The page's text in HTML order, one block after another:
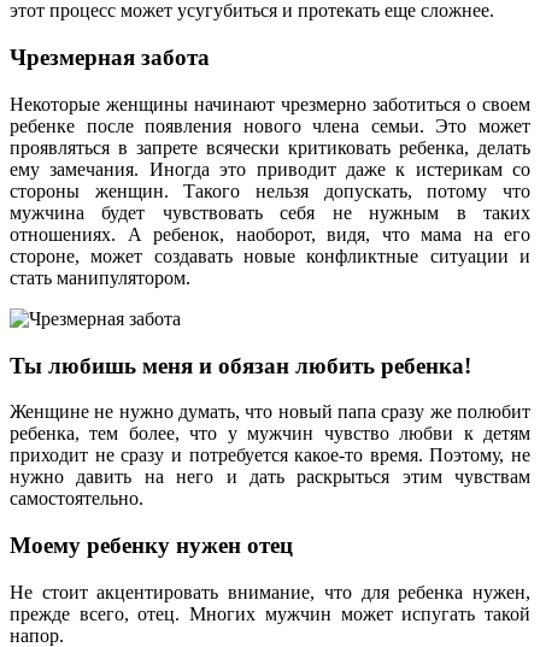
этот процесс может усугубиться и протекать еще сложнее.
Чрезмерная забота
Некоторые женщины начинают чрезмерно заботиться о своем
ребенке после появления нового члена семьи. Это может
проявляться в запрете всячески критиковать ребенка, делать
ему замечания. Иногда это приводит даже к истерикам со
стороны женщин. Такого нельзя допускать, потому что
мужчина будет чувствовать себя не нужным в таких
отношениях. А ребенок, наоборот, видя, что мама на его
стороне, может создавать новые конфликтные ситуации и
стать манипулятором.
Ты любишь меня и обязан любить ребенка!
Женщине не нужно думать, что новый папа сразу же полюбит
ребенка, тем более, что у мужчин чувство любви к детям
приходит не сразу и потребуется какое-то время. Поэтому, не
нужно давить на него и дать раскрыться этим чувствам
самостоятельно.
Моему ребенку нужен отец
Не стоит акцентировать внимание, что для ребенка нужен,
прежде всего, отец. Многих мужчин может испугать такой
напор.